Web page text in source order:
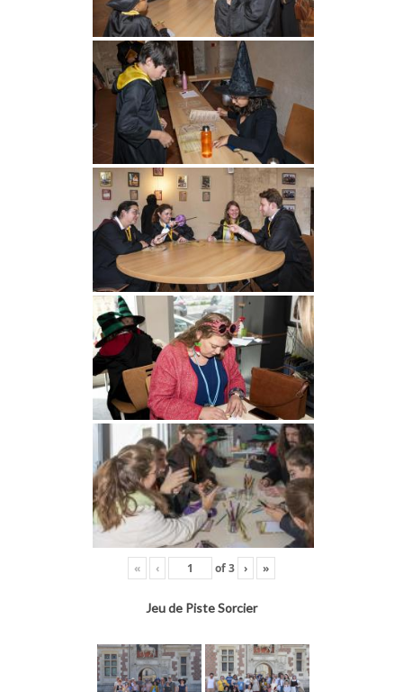
« ‹ of3 › »
Jeu de Piste Sorcier